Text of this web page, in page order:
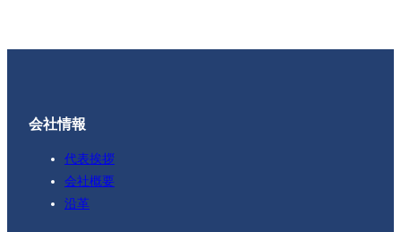
会社情報
代表挨拶
会社概要
沿革